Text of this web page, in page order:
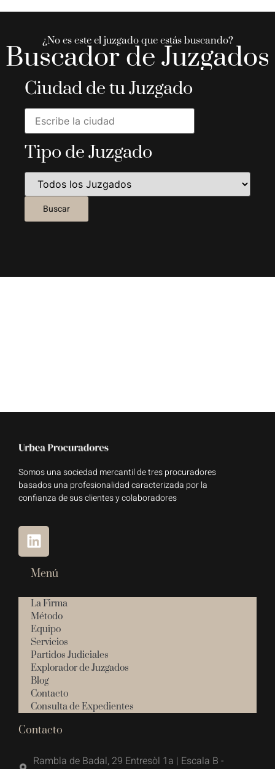
¿No es este el juzgado que estás buscando?
Buscador de Juzgados
Ciudad de tu Juzgado
Tipo de Juzgado
Somos una sociedad mercantil de tres procuradores
basados una profesionalidad caracterizada por la
confianza de sus clientes y colaboradores
Menú
La Firma
Método
Equipo
Servicios
Partidos Judiciales
Explorador de Juzgados
Blog
Contacto
Consulta de Expedientes
Contacto
Rambla de Badal, 29 Entresòl 1a | Escala B -